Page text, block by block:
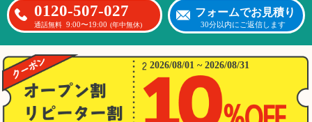
0120-507-027
通話無料 9:00〜19:00 (年中無休)
フォームでお見積り
30分以内にご返信します
2026/08/01 ~ 2026/08/31